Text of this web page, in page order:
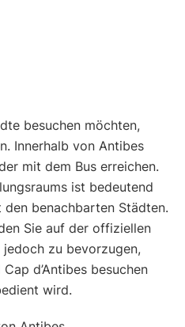
besuchen möchten,
Innerhalb von Antibes
mit dem Bus erreichen.
ist bedeutend
benachbarten Städten.
Sie auf der offiziellen
zu bevorzugen,
d’Antibes besuchen
wird.